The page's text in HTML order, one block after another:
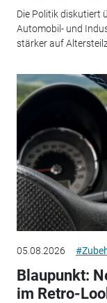
Die Politik diskutiert
Automobil- und
stärker auf
05.08.2026
Blaupunkt:
im Retro-